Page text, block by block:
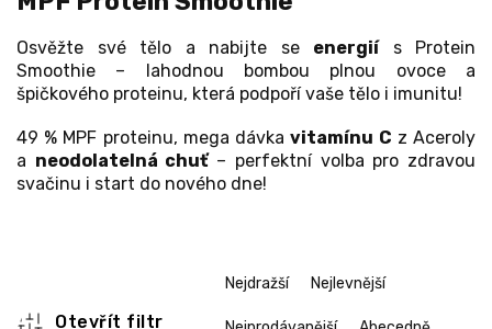
Osvěžte své tělo a nabijte se energiís Protein
Smoothie – lahodnou bombou plnou ovoce a
špičkového proteinu, která podpoří vaše tělo i imunitu!
49 % MPF proteinu, mega dávkavitamínu C z Aceroly
a neodolatelná chuť– perfektní volba pro zdravou
svačinu i start do nového dne!
Ř
a
z
Nejdražší Nejlevnější
Otevřít filtr